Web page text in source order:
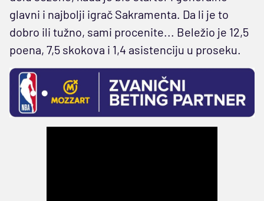
glavni i najbolji igrač Sakramenta. Da li je to
dobro ili tužno, sami procenite... Beležio je 12,5
poena, 7,5 skokova i 1,4 asistenciju u proseku.